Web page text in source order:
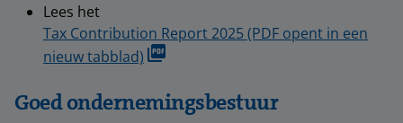
Lees het
Tax Contribution Report 2025 (PDF opent in een
nieuw tabblad)
Goed ondernemingsbestuur